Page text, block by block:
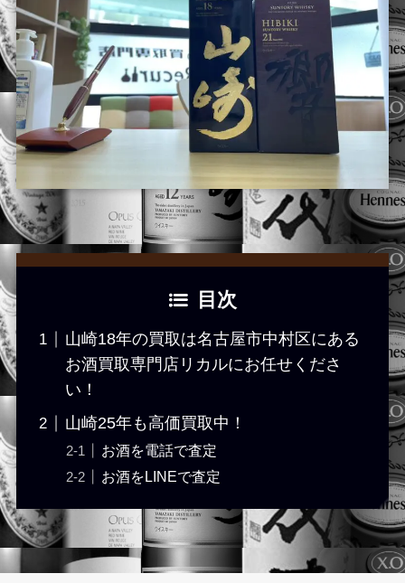
目次
山崎18年の買取は名古屋市中村区にある
お酒買取専門店リカルにお任せくださ
い！
山崎25年も高価買取中！
お酒を電話で査定
お酒をLINEで査定